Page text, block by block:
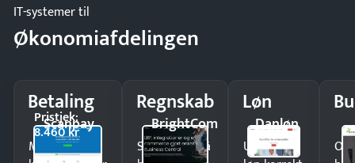
IT-systemer til
Økonomiafdelingen
Betaling
Scanpay
Pristjek:
8.460 kr
Modtag
Regnskab
BrightCom
Spar timer på
Løn
Danløn
Udbetal